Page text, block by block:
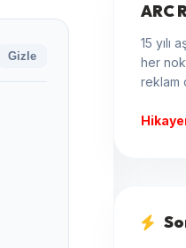
Gizle
ARC
15 yılı
her
reklam